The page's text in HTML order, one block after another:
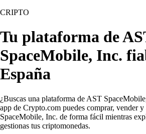
CRIPTO
Tu plataforma de
SpaceMobile, Inc.
España
¿Buscas una plataforma de AST
app de Crypto.com puedes comprar, vender
SpaceMobile, Inc. de forma fácil mientras
gestionas tus criptomonedas.